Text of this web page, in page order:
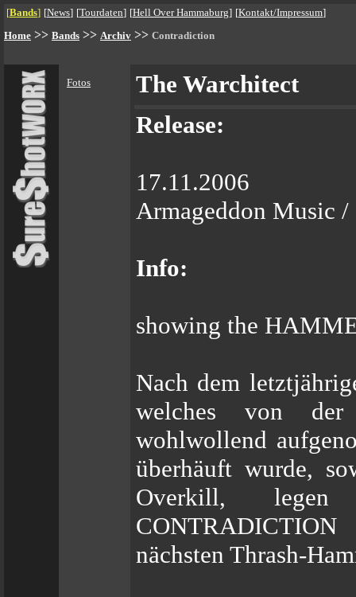
[Bands] [News] [Tourdaten] [Hell Over Hammaburg] [Kontakt/Impressum]
Home >> Bands >> Archiv >> Contradiction
Fotos
The Warchitect
Release:
17.11.2006
Armageddon Music
Info:
showing the
Nach dem
welches von der
wohlwollend
überhäuft wurde,
Overkill, legen
nächsten Thrash-